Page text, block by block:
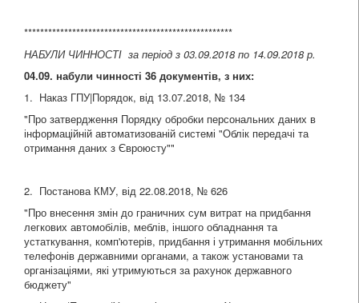
****************************************************
НАБУЛИ ЧИННОСТІ за період з 03.09.2018 по 14.09.2018 р.
04.09. набули чинності 36 документів, з них:
1. Наказ ГПУ|Порядок, від 13.07.2018, № 134
"Про затвердження Порядку обробки персональних даних в
інформаційній автоматизованій системі "Облік передачі та
отримання даних з Євроюсту""
2. Постанова КМУ, від 22.08.2018, № 626
"Про внесення змін до граничних сум витрат на придбання
легкових автомобілів, меблів, іншого обладнання та
устаткування, комп'ютерів, придбання і утримання мобільних
телефонів державними органами, а також установами та
організаціями, які утримуються за рахунок державного
бюджету"